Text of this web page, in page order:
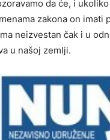
da će, i
zakona on imati
neizvestan čak i u
u našoj zemlji.